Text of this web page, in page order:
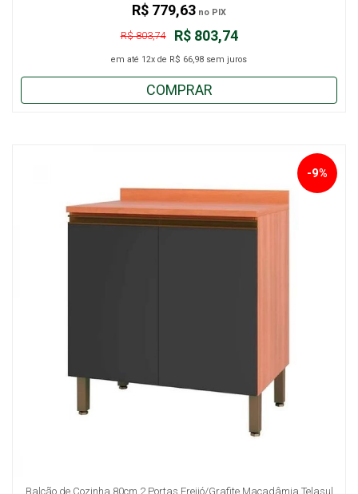
R$ 803,74
R$ 803,74
em até 12x de R$ 66,98 sem juros
R$ 779,63 no PIX
COMPRAR
Balcão de Cozinha 80cm 2 Portas Freijó/Grafite Macadâmia Telasul
-9%